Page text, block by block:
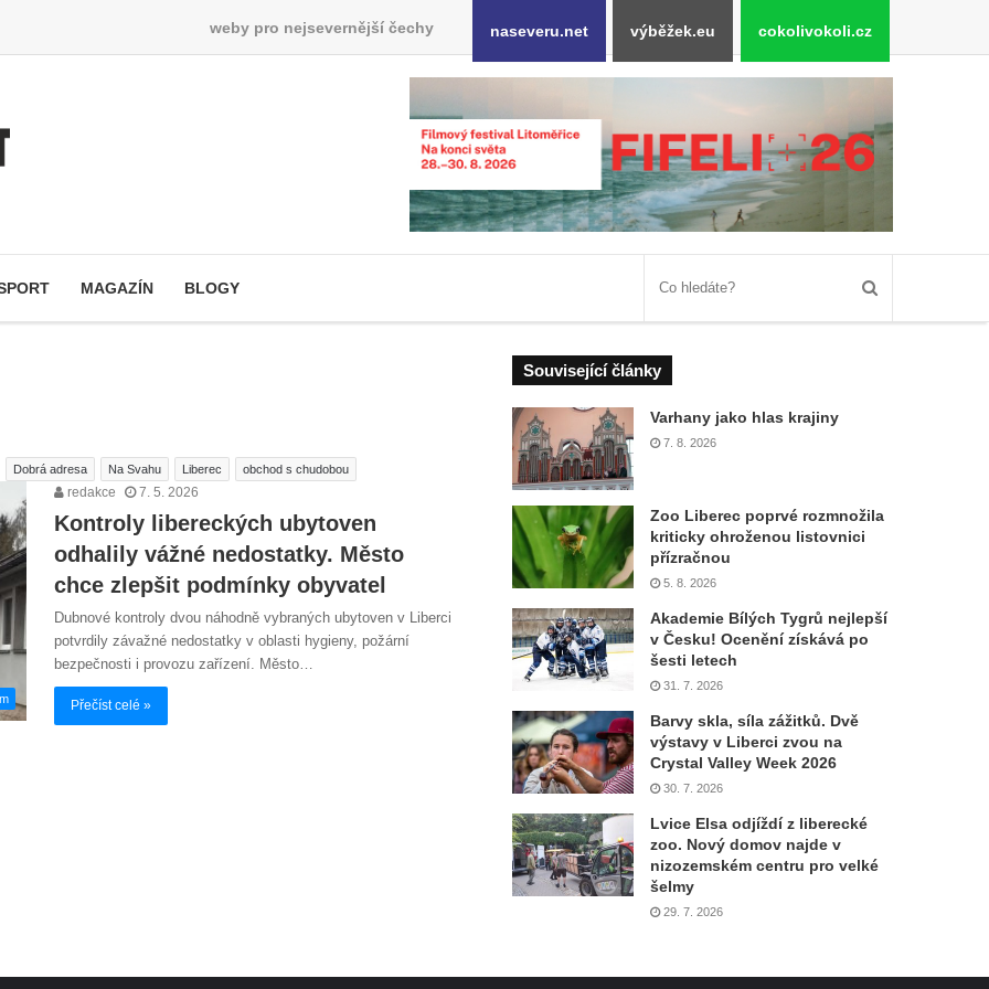
weby pro nejsevernější čechy naseveru.net výběžek.eu cokolivokoli.cz
MAGAZÍN BLOGY
Dobrá adresa Na Svahu Liberec obchod s chudobou
redakce 7. 5. 2026
Kontroly libereckých ubytoven
odhalily vážné nedostatky. Město
chce zlepšit podmínky obyvatel
Dubnové kontroly dvou náhodně vybraných ubytoven v Liberci
potvrdily závažné nedostatky v oblasti hygieny, požární
bezpečnosti i provozu zařízení. Město…
Přečíst celé »
Související články
Varhany jako hlas krajiny
7. 8. 2026
Zoo Liberec poprvé rozmnožila
kriticky ohroženou listovnici
přízračnou
5. 8. 2026
Akademie Bílých Tygrů nejlepší
v Česku! Ocenění získává po
šesti letech
31. 7. 2026
Barvy skla, síla zážitků. Dvě
výstavy v Liberci zvou na
Crystal Valley Week 2026
30. 7. 2026
Lvice Elsa odjíždí z liberecké
zoo. Nový domov najde v
nizozemském centru pro velké
šelmy
29. 7. 2026